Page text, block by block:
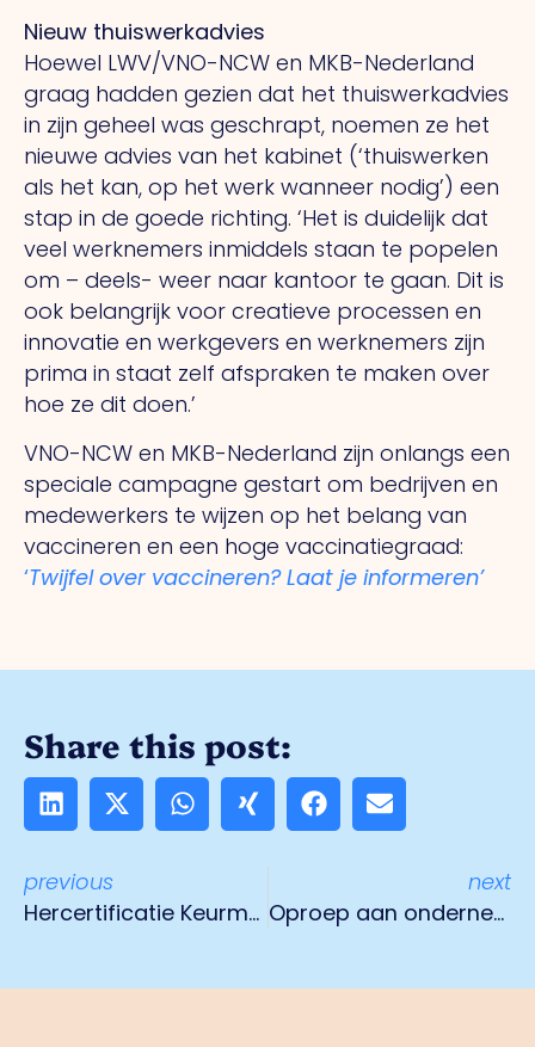
Nieuw thuiswerkadvies
Hoewel LWV/VNO-NCW en MKB-Nederland
graag hadden gezien dat het thuiswerkadvies
in zijn geheel was geschrapt, noemen ze het
nieuwe advies van het kabinet (‘thuiswerken
als het kan, op het werk wanneer nodig’) een
stap in de goede richting. ‘Het is duidelijk dat
veel werknemers inmiddels staan te popelen
om – deels- weer naar kantoor te gaan. Dit is
ook belangrijk voor creatieve processen en
innovatie en werkgevers en werknemers zijn
prima in staat zelf afspraken te maken over
hoe ze dit doen.’
VNO-NCW en MKB-Nederland zijn onlangs een
speciale campagne gestart om bedrijven en
medewerkers te wijzen op het belang van
vaccineren en een hoge vaccinatiegraad:
‘Twijfel over vaccineren? Laat je informeren’
Share this post:
previous
Hercertificatie Keurmerk Veilig Ondernemen gestart
next
Oproep aan ondernemers met omzetderving hoogwater